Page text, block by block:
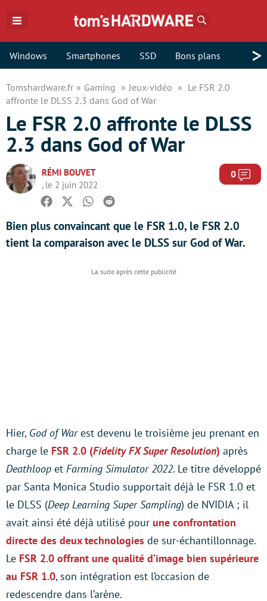
Windows Smartphones SSD Bons plans >
Tomshardware.fr Gaming Jeux-vidéo
Le FSR 2.0
affronte le DLSS 2.3 dans God of War
Le FSR 2.0 affronte le DLSS
2.3 dans God of War
RÉMI BOUVET
, le 2 juin 2022
0
Facebook
TwitterWhatsapp
Reddit
Bien plus convaincant que le FSR 1.0, le FSR 2.0
tient la comparaison avec le DLSS sur God of War.
Hier, God of Warest devenu le troisième jeu prenant en
charge le FSR 2.0 (Fidelity FX Super Resolution) après
Deathloop et Farming Simulator 2022. Le titre développé
par Santa Monica Studio supportait déjà le FSR 1.0 et
le DLSS (Deep Learning Super Sampling) de NVIDIA ; il
avait ainsi été déjà utilisé pour une confrontation
directe des deux technologies de sur-échantillonnage.
Le FSR 2.0 offrant une qualité d’image bien supérieure
au FSR 1.0, son intégration est l’occasion de
redescendre dans l’arène.